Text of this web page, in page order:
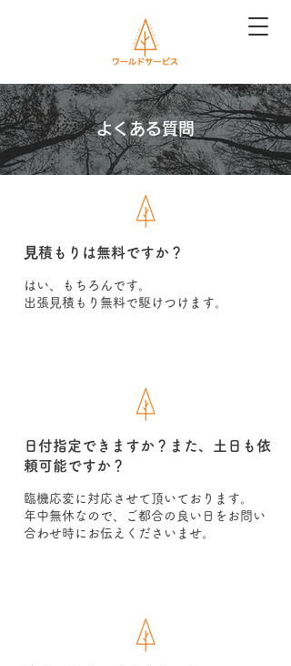
よくある質問
⾒積もりは無料ですか？
はい、もちろんです。
出張⾒積もり無料で駆けつけます。
日付指定できますか？また、土日も依
頼可能ですか？
臨機応変に対応させて頂いております。
年中無休なので、ご都合の良い日をお問い
合わせ時にお伝えくださいませ。